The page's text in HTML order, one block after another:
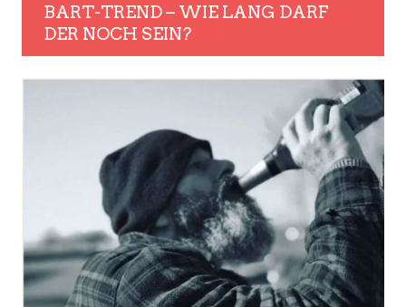
BART-TREND – WIE LANG DARF
DER NOCH SEIN?